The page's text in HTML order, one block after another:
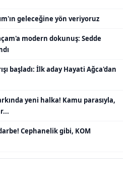
geleceğine yön veriyoruz
modern dokunuş: Sedde
başladı: İlk aday Hayati Ağca'dan
yeni halka! Kamu parasıyla,
Cephanelik gibi, KOM